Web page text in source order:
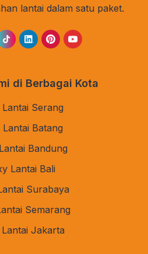
lantai dalam satu paket.
di Berbagai Kota
Serang
Batang
Bandung
Lantai Bali
Surabaya
Semarang
Jakarta